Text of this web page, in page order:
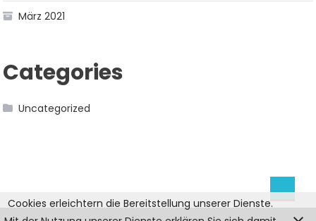
März 2021
Categories
Uncategorized
Cookies erleichtern die Bereitstellung unserer Dienste.